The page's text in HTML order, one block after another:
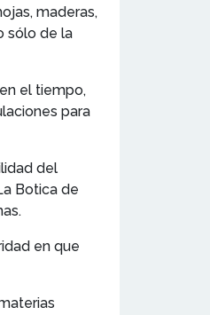
maderas,
sólo de la
el tiempo,
para
del
Botica de
en que